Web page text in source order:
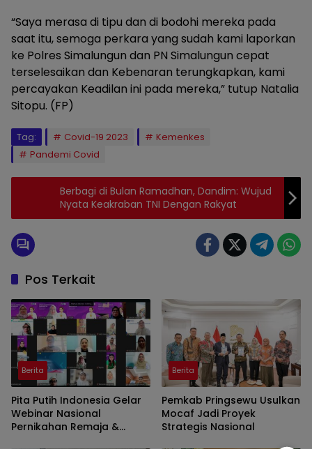
“Saya merasa di tipu dan di bodohi mereka pada
saat itu, semoga perkara yang sudah kami laporkan
ke Polres Simalungun dan PN Simalungun cepat
terselesaikan dan Kebenaran terungkapkan, kami
percayakan Keadilan ini pada mereka,” tutup Natalia
Sitopu. (FP)
Tag: Covid-19 2023
Kemenkes
Pandemi Covid
Berbagi di Bulan Ramadhan, Dandim: Wujud
Nyata Keakraban TNI Dengan Rakyat
Pos Terkait
Berita
Pita Putih Indonesia Gelar
Webinar Nasional
Pernikahan Remaja &
Berita
Pemkab Pringsewu Usulkan
Mocaf Jadi Proyek
Strategis Nasional